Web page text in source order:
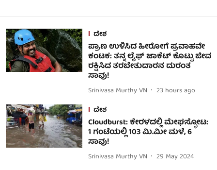
ದೇಶ
ಪ್ರಾಣ ಉಳಿಸಿದ ಹೀರೋಗೆ ಪ್ರವಾಹವೇ
ಕಂಟಕ: ತನ್ನ ಲೈಫ್ ಜಾಕೆಟ್ ಕೊಟ್ಟು ಜೀವ
ರಕ್ಷಿಸಿದ ತರಬೇತುದಾರನ ದುರಂತ
ಸಾವು!
Srinivasa Murthy VN
23 hours ago
ದೇಶ
Cloudburst: ಕೇರಳದಲ್ಲಿ ಮೇಘಸ್ಫೋಟ:
1 ಗಂಟೆಯಲ್ಲಿ 103 ಮಿ.ಮೀ ಮಳೆ, 6
ಸಾವು!
Srinivasa Murthy VN
29 May 2024